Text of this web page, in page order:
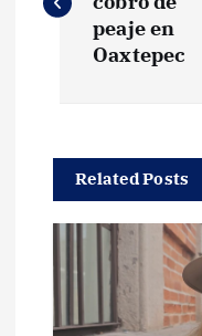
g
a
c
peaje en
Oaxtepec
Related Posts